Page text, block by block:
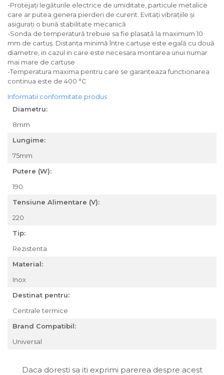
-Protejaţi legăturile electrice de umiditate, particule metalice
care ar putea genera pierderi de curent. Evitaţi vibraţiile şi
asiguraţi o bună stabilitate mecanică
-Sonda de temperatură trebuie sa fie plasată la maximum 10
mm de cartuş. Distanţa minimă între cartuşe este egală cu două
diametre, in cazul in care este necesara montarea unui numar
mai mare de cartuse
-Temperatura maxima pentru care se garanteaza functionarea
continua este de 400 °C
Informatii conformitate produs
Diametru:
8mm
Lungime:
75mm
Putere (W):
190
Tensiune Alimentare (V):
220
Tip:
Rezistenta
Material:
Inox
Destinat pentru:
Centrale termice
Brand Compatibil:
Universal
Daca doresti sa iti exprimi parerea despre acest